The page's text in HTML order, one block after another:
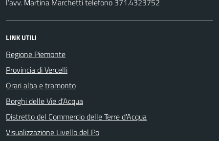
LINK UTILI
Regione Piemonte
Provincia di Vercelli
Orari alba e tramonto
Borghi delle Vie d'Acqua
Distretto del Commercio delle Terre d'Acqua
Visualizzazione Livello del Po